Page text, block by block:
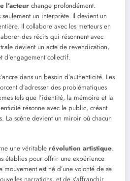
l’acteur change profondément.
seulement un interprète. Il devient un
Il collabore avec les metteurs en
des récits qui résonnent avec
devient un acte de revendication,
d’engagement collectif.
dans un besoin d’authenticité. Les
d’adresser des problématiques
tels que l’identité, la mémoire et la
résonne avec le public, créant
La scène devient un miroir où chacun
une véritable révolution artistique.
établies pour offrir une expérience
est né d’une volonté de se